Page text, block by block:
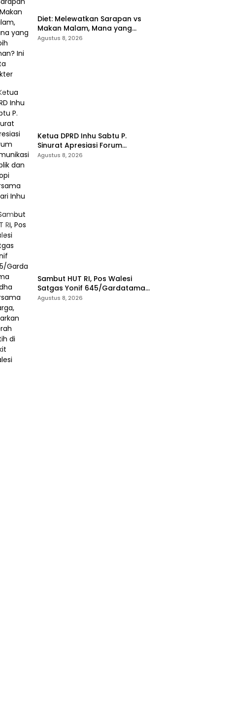
Diet: Melewatkan Sarapan vs
Makan Malam, Mana yang
Lebih Aman? Ini Kata Dokter
Agustus 8, 2026
Ketua DPRD Inhu Sabtu P.
Sinurat Apresiasi Forum
Komunikasi Publik dan Ngopi
Agustus 8, 2026
Sambut HUT RI, Pos Walesi
Satgas Yonif 645/Gardatama
Yudha Bersama Warga,
Agustus 8, 2026